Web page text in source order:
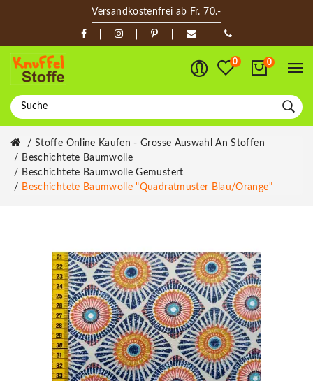
Versandkostenfrei ab Fr. 70.-
0 0
Stoffe Online Kaufen - Grosse Auswahl An Stoffen
Beschichtete Baumwolle
Beschichtete Baumwolle Gemustert
Beschichtete Baumwolle "Quadratmuster Blau/orange"